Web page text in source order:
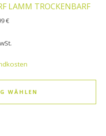
LAMM TROCKENBARF
€
WÄHLEN